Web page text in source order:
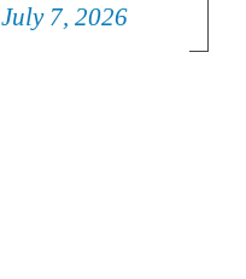
July 7, 2026